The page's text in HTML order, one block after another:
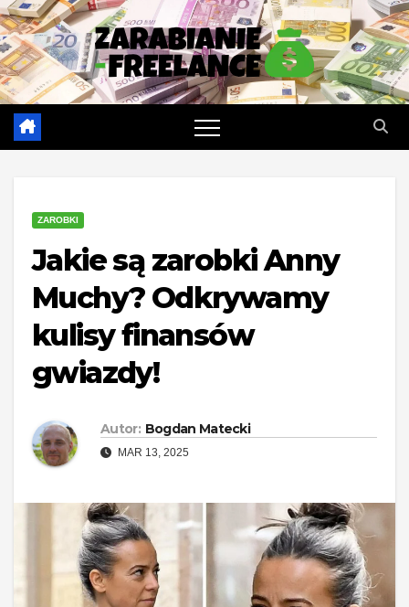
Skip
to
content
ZAROBKI
Jakie są zarobki Anny
Muchy? Odkrywamy
kulisy finansów
gwiazdy!
Autor: Bogdan Matecki
MAR 13, 2025